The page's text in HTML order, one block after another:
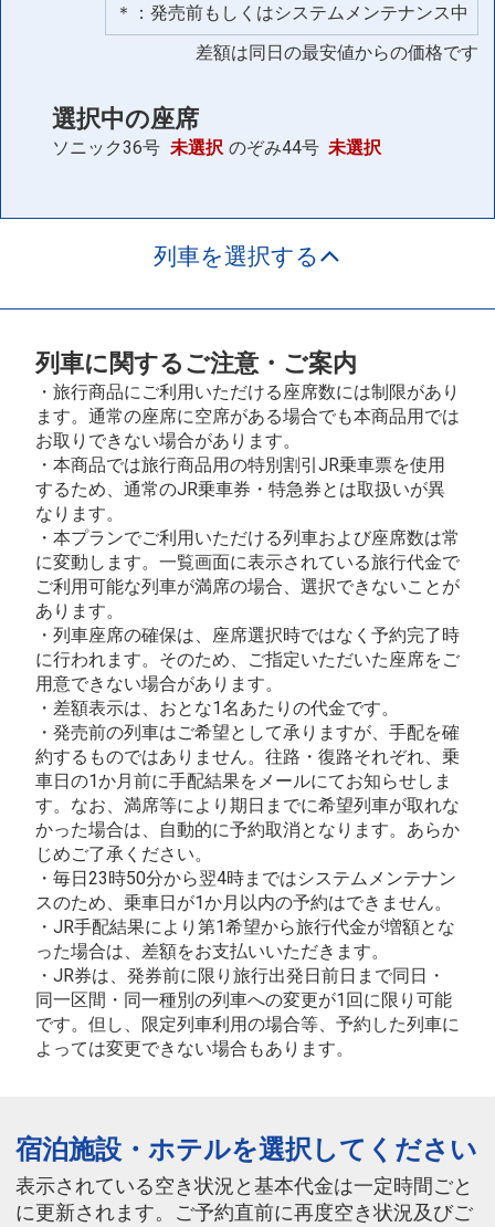
＊：発売前もしくはシステムメンテナンス中
差額は同日の最安値からの価格です
選択中の座席
ソニック36号 未選択 のぞみ44号 未選択
列車を選択する
列車に関するご注意・ご案内
・旅行商品にご利用いただける座席数には制限があり
ます。通常の座席に空席がある場合でも本商品用では
お取りできない場合があります。
・本商品では旅行商品用の特別割引JR乗車票を使用
するため、通常のJR乗車券・特急券とは取扱いが異
なります。
・本プランでご利用いただける列車および座席数は常
に変動します。一覧画面に表示されている旅行代金で
ご利用可能な列車が満席の場合、選択できないことが
あります。
・列車座席の確保は、座席選択時ではなく予約完了時
に行われます。そのため、ご指定いただいた座席をご
用意できない場合があります。
・差額表示は、おとな1名あたりの代金です。
・発売前の列車はご希望として承りますが、手配を確
約するものではありません。往路・復路それぞれ、乗
車日の1か月前に手配結果をメールにてお知らせしま
す。なお、満席等により期日までに希望列車が取れな
かった場合は、自動的に予約取消となります。あらか
じめご了承ください。
・毎日23時50分から翌4時まではシステムメンテナン
スのため、乗車日が1か月以内の予約はできません。
・JR手配結果により第1希望から旅行代金が増額とな
った場合は、差額をお支払いいただきます。
・JR券は、発券前に限り旅行出発日前日まで同日・
同一区間・同一種別の列車への変更が1回に限り可能
です。但し、限定列車利用の場合等、予約した列車に
よっては変更できない場合もあります。
宿泊施設・ホテルを選択してください
表示されている空き状況と基本代金は一定時間ごと
に更新されます。ご予約直前に再度空き状況及びご